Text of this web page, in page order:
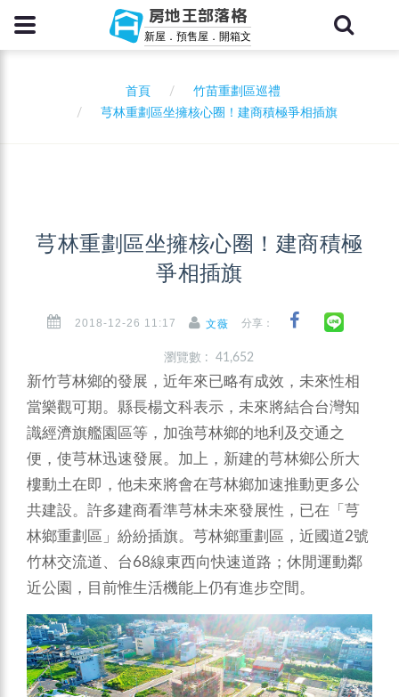
房地王部落格
新屋．預售屋．開箱文
首頁
竹苗重劃區巡禮
芎林重劃區坐擁核心圈！建商積極爭相插旗
芎林重劃區坐擁核心圈！建商積極
爭相插旗
2018-12-26 11:17 文薇 分享：
瀏覽數 : 41,652
新竹芎林鄉的發展，近年來已略有成效，未來性相
當樂觀可期。縣長楊文科表示，未來將結合台灣知
識經濟旗艦園區等，加強芎林鄉的地利及交通之
便，使芎林迅速發展。加上，新建的芎林鄉公所大
樓動土在即，他未來將會在芎林鄉加速推動更多公
共建設。許多建商看準芎林未來發展性，已在「芎
林鄉重劃區」紛紛插旗。芎林鄉重劃區，近國道2號
竹林交流道、台68線東西向快速道路；休閒運動鄰
近公園，目前惟生活機能上仍有進步空間。